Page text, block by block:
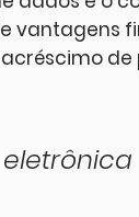
vantagens